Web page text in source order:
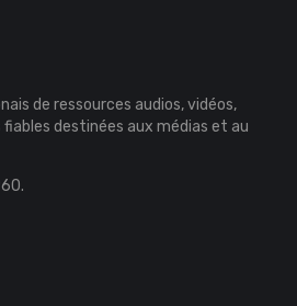
de ressources audios, vidéos,
destinées aux médias et au